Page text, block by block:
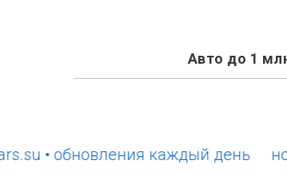
Авто до 1
обновления каждый день новый